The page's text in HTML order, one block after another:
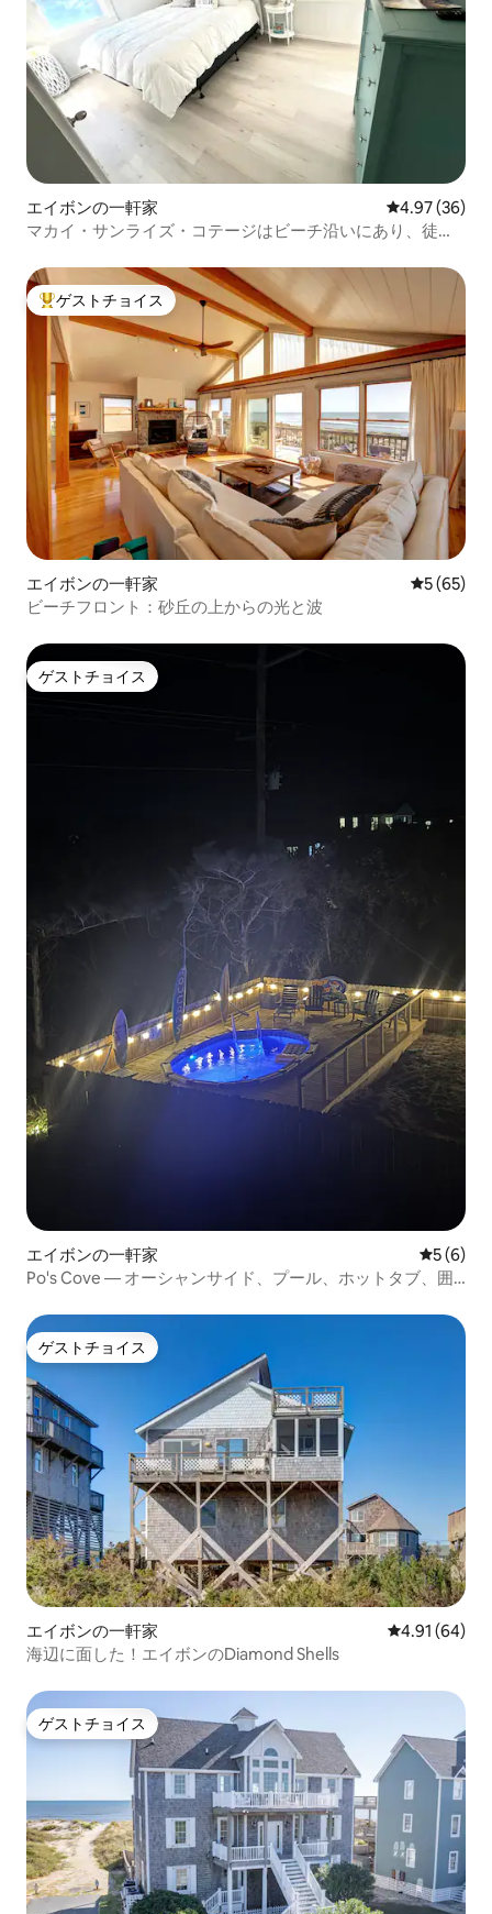
エイボンの一軒家 レビュー36
4.97 (36)
マカイ・サンライズ・コテージはビーチ沿いにあり、徒歩
大好評のゲストチョイスです。
ゲストチョイス
エイボンの一軒家 レビュー
5 (65)
ビーチフロント：砂丘の上からの光と波
ゲストチョイス
ゲストチョイス
エイボンの一軒家 レビュー
5 (6)
Po's Cove — オーシャンサイド、プール、ホットタブ、囲
ゲストチョイス
ゲストチョイス
エイボンの一軒家 レビュー64
4.91 (64)
海辺に面した！エイボンのDiamond Shells
ゲストチョイス
ゲストチョイス